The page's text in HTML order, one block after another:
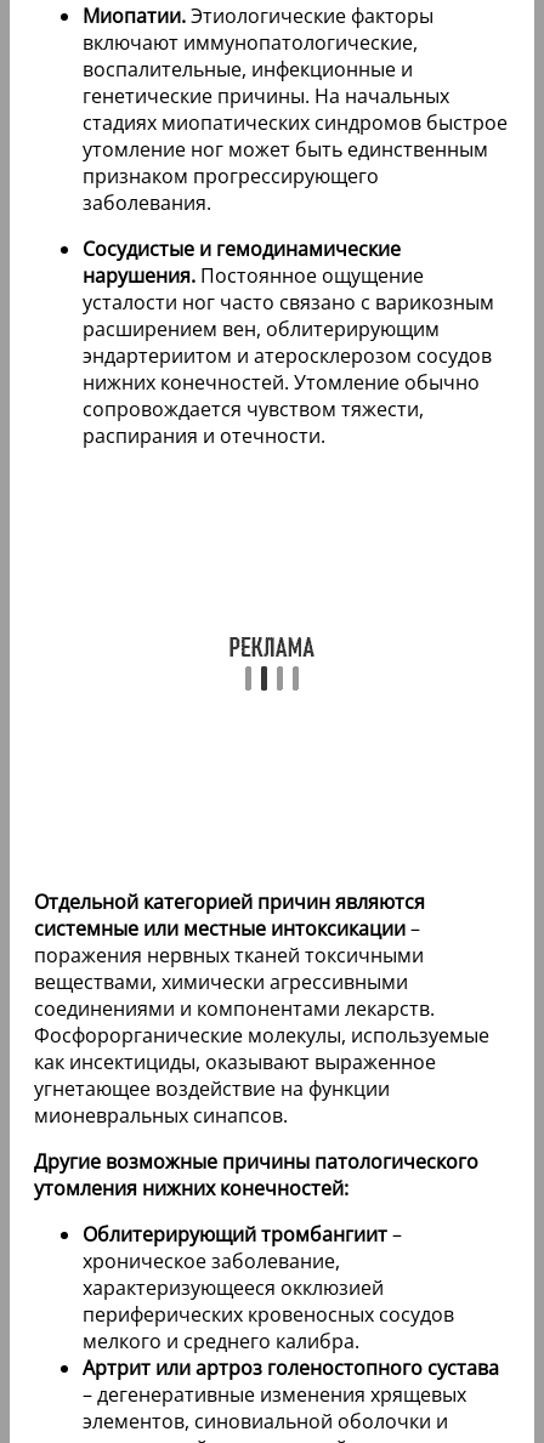
Миопатии.Этиологические факторы
включают иммунопатологические,
воспалительные, инфекционные и
генетические причины. На начальных
стадиях миопатических синдромов быстрое
утомление ног может быть единственным
признаком прогрессирующего
заболевания.
Сосудистые и гемодинамические
нарушения. Постоянное ощущение
усталости ног часто связано с варикозным
расширением вен, облитерирующим
эндартериитом и атеросклерозом сосудов
нижних конечностей. Утомление обычно
сопровождается чувством тяжести,
распирания и отечности.
Отдельной категорией причин являются
системные или местные интоксикации–
поражения нервных тканей токсичными
веществами, химически агрессивными
соединениями и компонентами лекарств.
Фосфорорганические молекулы, используемые
как инсектициды, оказывают выраженное
угнетающее воздействие на функции
мионевральных синапсов.
Другие возможные причины патологического
утомления нижних конечностей:
Облитерирующий тромбангиит–
хроническое заболевание,
характеризующееся окклюзией
периферических кровеносных сосудов
мелкого и среднего калибра.
Артрит или артроз голеностопного сустава
– дегенеративные изменения хрящевых
элементов, синовиальной оболочки и